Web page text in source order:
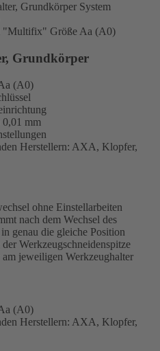
Grundkörper System
"Multifix" Größe Aa (A0)
Grundkörper
(A0)
mm
Herstellern: AXA, Klopfer,
ohne Einstellarbeiten
nach dem Wechsel des
genau die gleiche Position
Werkzeugschneidenspitze
jeweiligen Werkzeughalter
(A0)
Herstellern: AXA, Klopfer,